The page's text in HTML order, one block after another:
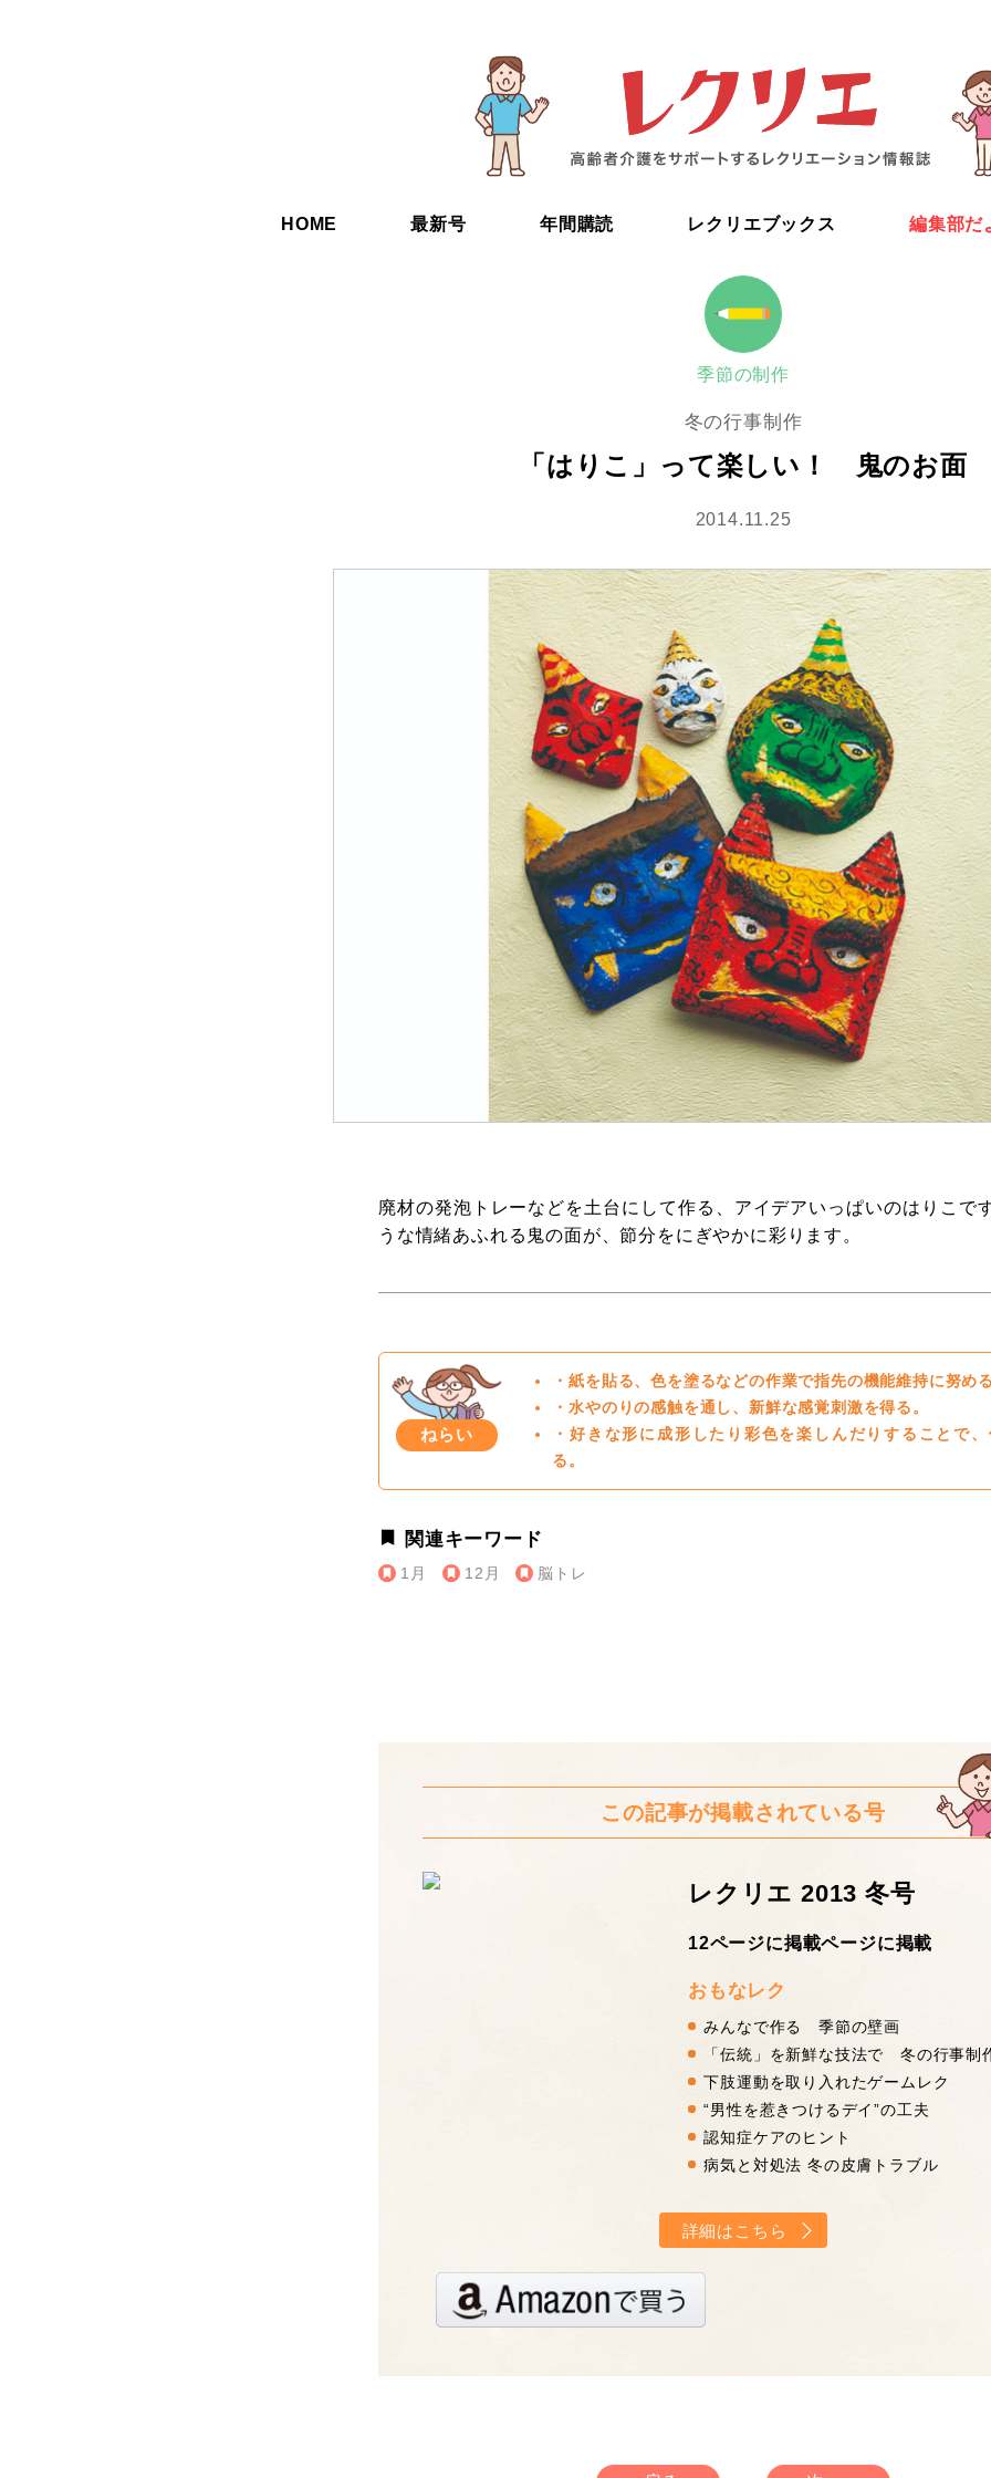
HOME 最新号 年間購読 レクリエブックス 編集部だ
季節の制作
冬の行事制作
「はりこ」って楽しい！ 鬼のお面
2014.11.25
廃材の発泡トレーなどを土台にして作る、アイデアいっぱいのはりこで
うな情緒あふれる鬼の面が、節分をにぎやかに彩ります。
ねらい
・紙を貼る、色を塗るなどの作業で指先の機能維持に努め
・水やのりの感触を通し、新鮮な感覚刺激を得る。
・好きな形に成形したり彩色を楽しんだりすることで
る。
関連キーワード
1月 12月 脳トレ
この記事が掲載されている号
レクリエ 2013 冬号
12ページに掲載ページに掲載
おもなレク
みんなで作る 季節の壁画
「伝統」を新鮮な技法で 冬の行事制
下肢運動を取り入れたゲームレク
“男性を惹きつけるデイ”の工夫
認知症ケアのヒント
病気と対処法 冬の皮膚トラブル
詳細はこちら